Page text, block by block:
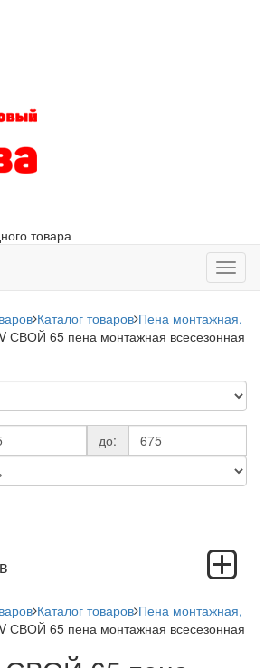
товара
Toggle
Каталог товаров Пена монтажная,
СВОЙ 65 пена монтажная всесезонная
до:
Toggle
navigation
Каталог товаров Пена монтажная,
СВОЙ 65 пена монтажная всесезонная